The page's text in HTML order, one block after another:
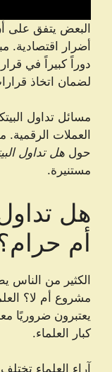
البعض يتفق على
أضرار اقتصادية.
دوراً كبيراً في
لضمان اتخاذ
مسائل تداول
العملات
حول هل تداول
مستنيرة.
هل
أم
الكثير من الناس
مشروع أم لا؟
يعتبرون ضروريًا
كبار العلماء.
آراء العلماء